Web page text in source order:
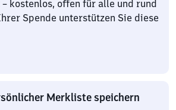
kostenlos, offen für alle und rund
Spende unterstützen Sie diese
Merkliste speichern